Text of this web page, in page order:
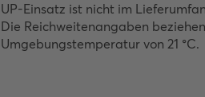
UP-Einsatz ist nicht im
Die Reichweitenangaben
Umgebungstemperatur von 21 °C.